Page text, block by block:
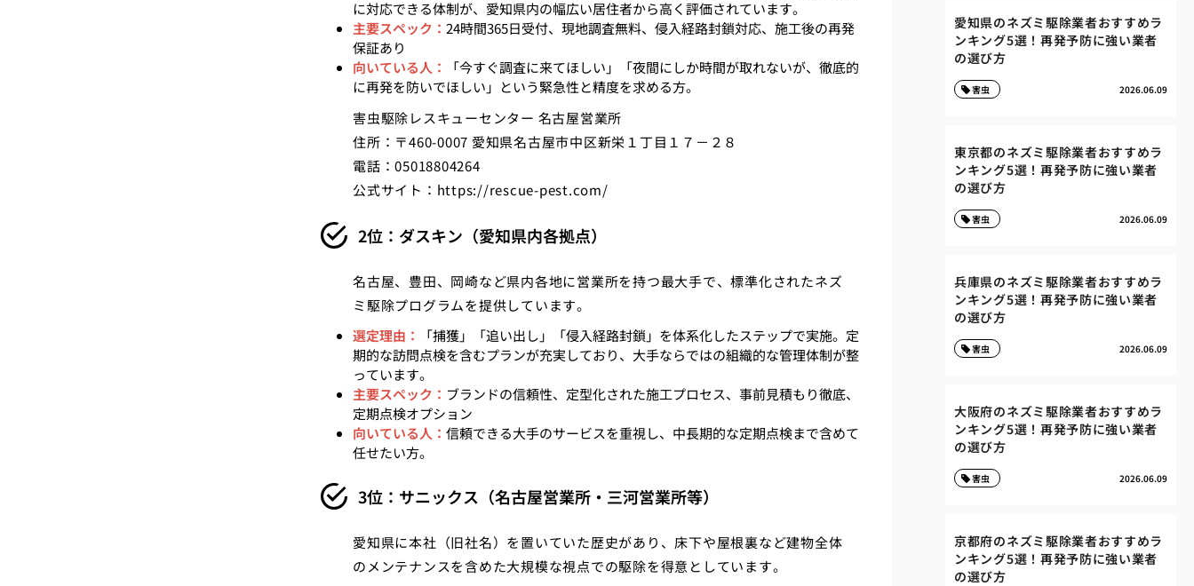
に対応できる体制が、愛知県内の幅広い居住者から高く評価されています。
主要スペック： 24時間365日受付、現地調査無料、侵入経路封鎖対応、施工後の再発
保証あり
向いている人：
「今すぐ調査に来てほしい」「夜間にしか時間が取れないが、徹底的
に再発を防いでほしい」という緊急性と精度を求める方。
害虫駆除レスキューセンター 名古屋営業所
住所：〒460-0007 愛知県名古屋市中区新栄１丁目１７－２８
電話：05018804264
公式サイト： https://rescue-pest.com/
2位：ダスキン（愛知県内各拠点）
名古屋、豊田、岡崎など県内各地に営業所を持つ最大手で、標準化されたネズ
ミ駆除プログラムを提供しています。
選定理由：
「捕獲」「追い出し」「侵入経路封鎖」を体系化したステップで実施。定
期的な訪問点検を含むプランが充実しており、大手ならではの組織的な管理体制が整
っています。
主要スペック： ブランドの信頼性、定型化された施工プロセス、事前見積もり徹底、
定期点検オプション
向いている人： 信頼できる大手のサービスを重視し、中長期的な定期点検まで含めて
任せたい方。
3位：サニックス（名古屋営業所・三河営業所等）
愛知県に本社（旧社名）を置いていた歴史があり、床下や屋根裏など建物全体
のメンテナンスを含めた大規模な視点での駆除を得意としています。
愛知県のネズミ駆除業者おすすめラ
ンキング5選！再発予防に強い業者
の選び方
2026.06.09
害虫
東京都のネズミ駆除業者おすすめラ
ンキング5選！再発予防に強い業者
の選び方
2026.06.09
害虫
兵庫県のネズミ駆除業者おすすめラ
ンキング5選！再発予防に強い業者
の選び方
2026.06.09
害虫
大阪府のネズミ駆除業者おすすめラ
ンキング5選！再発予防に強い業者
の選び方
2026.06.09
害虫
京都府のネズミ駆除業者おすすめラ
ンキング5選！再発予防に強い業者
の選び方